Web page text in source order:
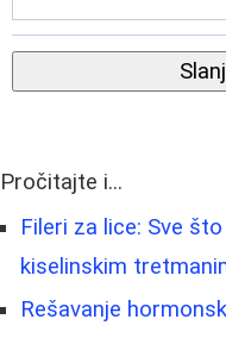
Pročitajte i...
Fileri za lice: Sve
kiselinskim
Rešavanje